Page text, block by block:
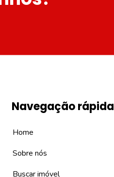
Navegação rápida
Home
Sobre nós
Buscar imóvel